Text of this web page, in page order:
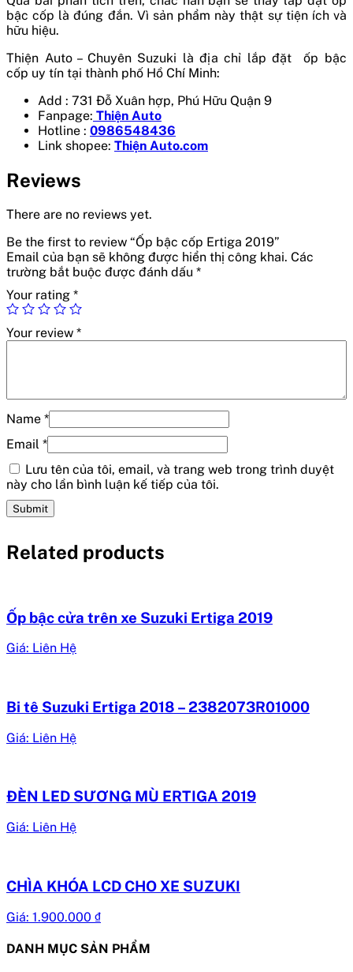
bậc cốp là đúng đắn. Vì sản phẩm này thật sự tiện ích và
hữu hiệu.
Thiện Auto – Chuyên Suzuki là địa chỉ lắp đặt ốp bậc
cốp uy tín tại thành phố Hồ Chí Minh:
Add : 731 Đỗ Xuân hợp, Phú Hữu Quận 9
Fanpage: Thiện Auto
Hotline : 0986548436
Link shopee: Thiện Auto.com
Reviews
There are no reviews yet.
Be the first to review “Ốp bậc cốp Ertiga 2019”
Email của bạn sẽ không được hiển thị công khai. Các
trường bắt buộc được đánh dấu *
Your rating *
Your review *
Name *
Email *
Lưu tên của tôi, email, và trang web trong trình duyệt
này cho lần bình luận kế tiếp của tôi.
Related products
Ốp bậc cửa trên xe Suzuki Ertiga 2019
Giá: Liên Hệ
Bi tê Suzuki Ertiga 2018 – 2382073R01000
Giá: Liên Hệ
ĐÈN LED SƯƠNG MÙ ERTIGA 2019
Giá: Liên Hệ
CHÌA KHÓA LCD CHO XE SUZUKI
Giá: 1.900.000 ₫
DANH MỤC SẢN PHẨM